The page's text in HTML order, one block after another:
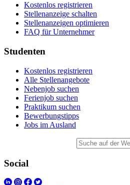
Kostenlos registrieren
Stellenanzeige schalten
Stellenanzeigen optimieren
FAQ für Unternehmer
Studenten
Kostenlos registrieren
Alle Stellenangebote
Nebenjob suchen
Ferienjob suchen
Praktikum suchen
Bewerbungstipps
Jobs im Ausland
Social